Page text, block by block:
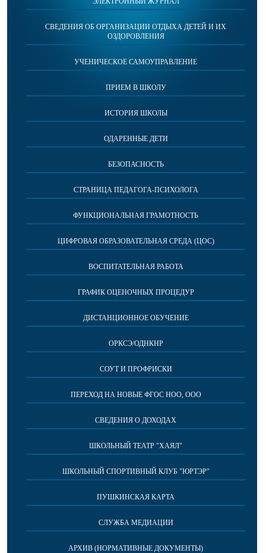
СВЕДЕНИЯ ОБ ОРГАНИЗАЦИИ ОТДЫХА ДЕТЕЙ И ИХ
ОЗДОРОВЛЕНИЯ
УЧЕНИЧЕСКОЕ САМОУПРАВЛЕНИЕ
ПРИЕМ В ШКОЛУ
ИСТОРИЯ ШКОЛЫ
ОДАРЕННЫЕ ДЕТИ
БЕЗОПАСНОСТЬ
СТРАНИЦА ПЕДАГОГА-ПСИХОЛОГА
ФУНКЦИОНАЛЬНАЯ ГРАМОТНОСТЬ
ЦИФРОВАЯ ОБРАЗОВАТЕЛЬНАЯ СРЕДА (ЦОС)
ВОСПИТАТЕЛЬНАЯ РАБОТА
ГРАФИК ОЦЕНОЧНЫХ ПРОЦЕДУР
ДИСТАНЦИОННОЕ ОБУЧЕНИЕ
ОРКСЭ/ОДНКНР
СОУТ И ПРОФРИСКИ
ПЕРЕХОД НА НОВЫЕ ФГОС НОО, ООО
СВЕДЕНИЯ О ДОХОДАХ
ШКОЛЬНЫЙ ТЕАТР "ХАЯЛ"
ШКОЛЬНЫЙ СПОРТИВНЫЙ КЛУБ "ЮРТЭР"
ПУШКИНСКАЯ КАРТА
СЛУЖБА МЕДИАЦИИ
АРХИВ (НОРМАТИВНЫЕ ДОКУМЕНТЫ)